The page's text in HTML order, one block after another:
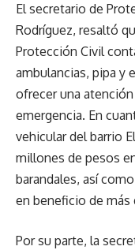
El secretario de
Rodríguez, resaltó
Protección Civil
ambulancias, pipa y
ofrecer una
emergencia. En
vehicular del barrio
millones de pesos
barandales, así
en beneficio de más
Por su parte, la